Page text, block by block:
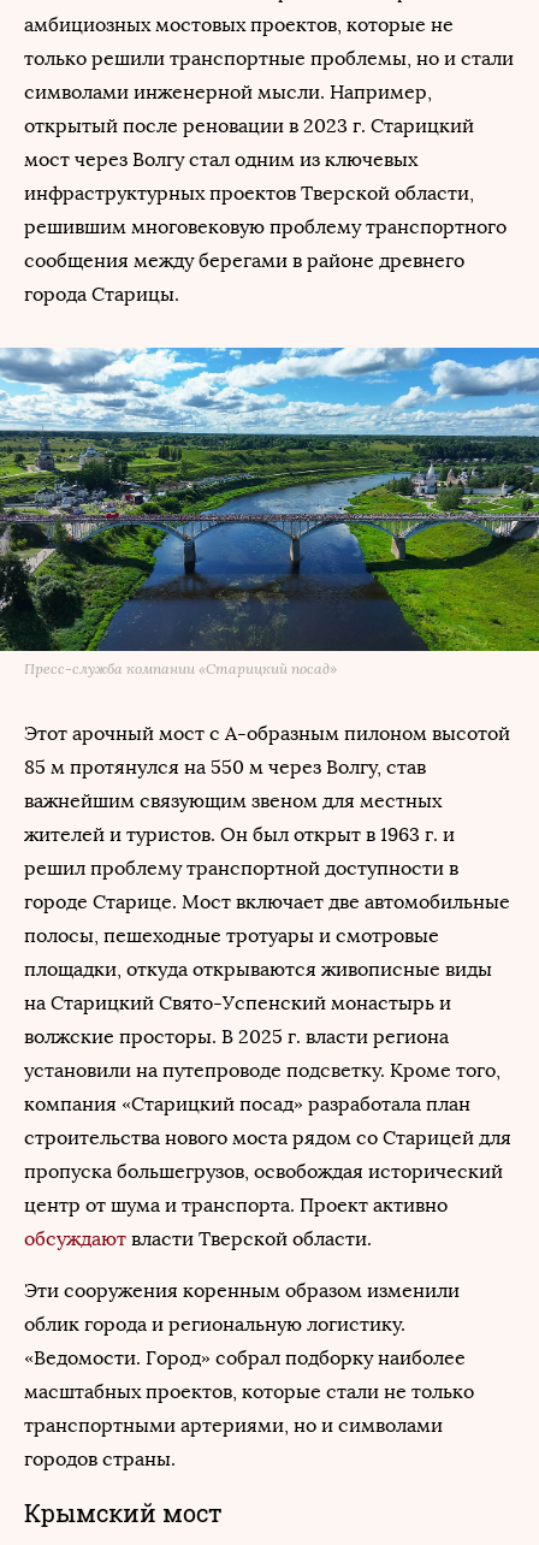
амбициозных мостовых проектов, которые не
только решили транспортные проблемы, но и стали
символами инженерной мысли. Например,
открытый после реновации в 2023 г. Старицкий
мост через Волгу стал одним из ключевых
инфраструктурных проектов Тверской области,
решившим многовековую проблему транспортного
сообщения между берегами в районе древнего
города Старицы.
Пресс-служба компании «Старицкий посад»
Этот арочный мост с А-образным пилоном высотой
85 м протянулся на 550 м через Волгу, став
важнейшим связующим звеном для местных
жителей и туристов. Он был открыт в 1963 г. и
решил проблему транспортной доступности в
городе Старице. Мост включает две автомобильные
полосы, пешеходные тротуары и смотровые
площадки, откуда открываются живописные виды
на Старицкий Свято-Успенский монастырь и
волжские просторы. В 2025 г. власти региона
установили на путепроводе подсветку. Кроме того,
компания «Старицкий посад» разработала план
строительства нового моста рядом со Старицей для
пропуска большегрузов, освобождая исторический
центр от шума и транспорта. Проект активно
обсуждают власти Тверской области.
Эти сооружения коренным образом изменили
облик города и региональную логистику.
«Ведомости. Город» собрал подборку наиболее
масштабных проектов, которые стали не только
транспортными артериями, но и символами
городов страны.
Крымский мост